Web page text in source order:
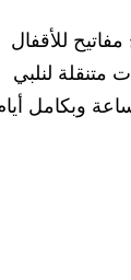
للأقفال
متنقلة لنلبي
في أي وقت لذلك لا تترددوا بالاتصال بنا نحنا مستعدون لتلبيتكم على مدار 24 ساعة